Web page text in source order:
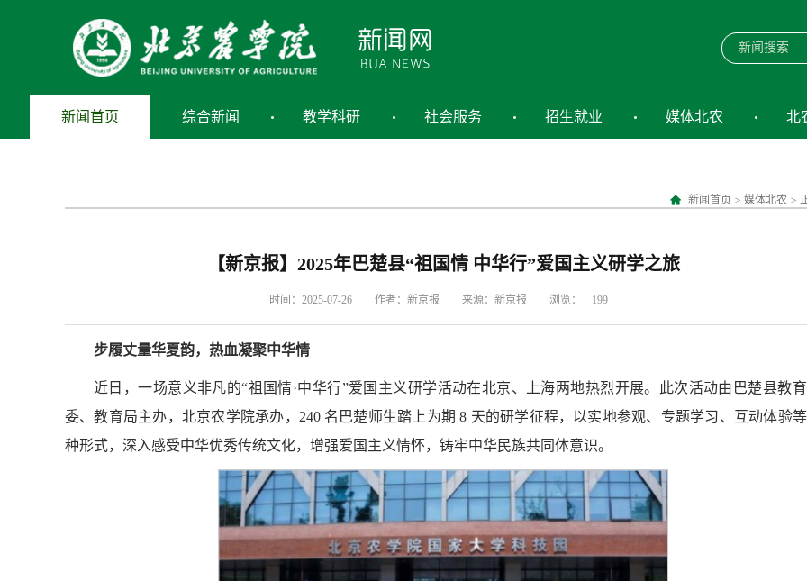
新闻首页 综合新闻 教学科研 社会服务 招生就业 媒体北农 北
新闻首页 > 媒体北农 >
【新京报】2025年巴楚县“祖国情 中华行”爱国主义研学之旅
时间：2025-07-26 作者：新京报 来源：新京报 浏览： 199
步履丈量华夏韵，热血凝聚中华情
近日，一场意义非凡的“祖国情·中华行”爱国主义研学活动在北京、上海两地热烈开展。此次活动由巴楚县教
委、教育局主办，北京农学院承办，240 名巴楚师生踏上为期 8 天的研学征程，以实地参观、专题学习、互动体验
种形式，深入感受中华优秀传统文化，增强爱国主义情怀，铸牢中华民族共同体意识。